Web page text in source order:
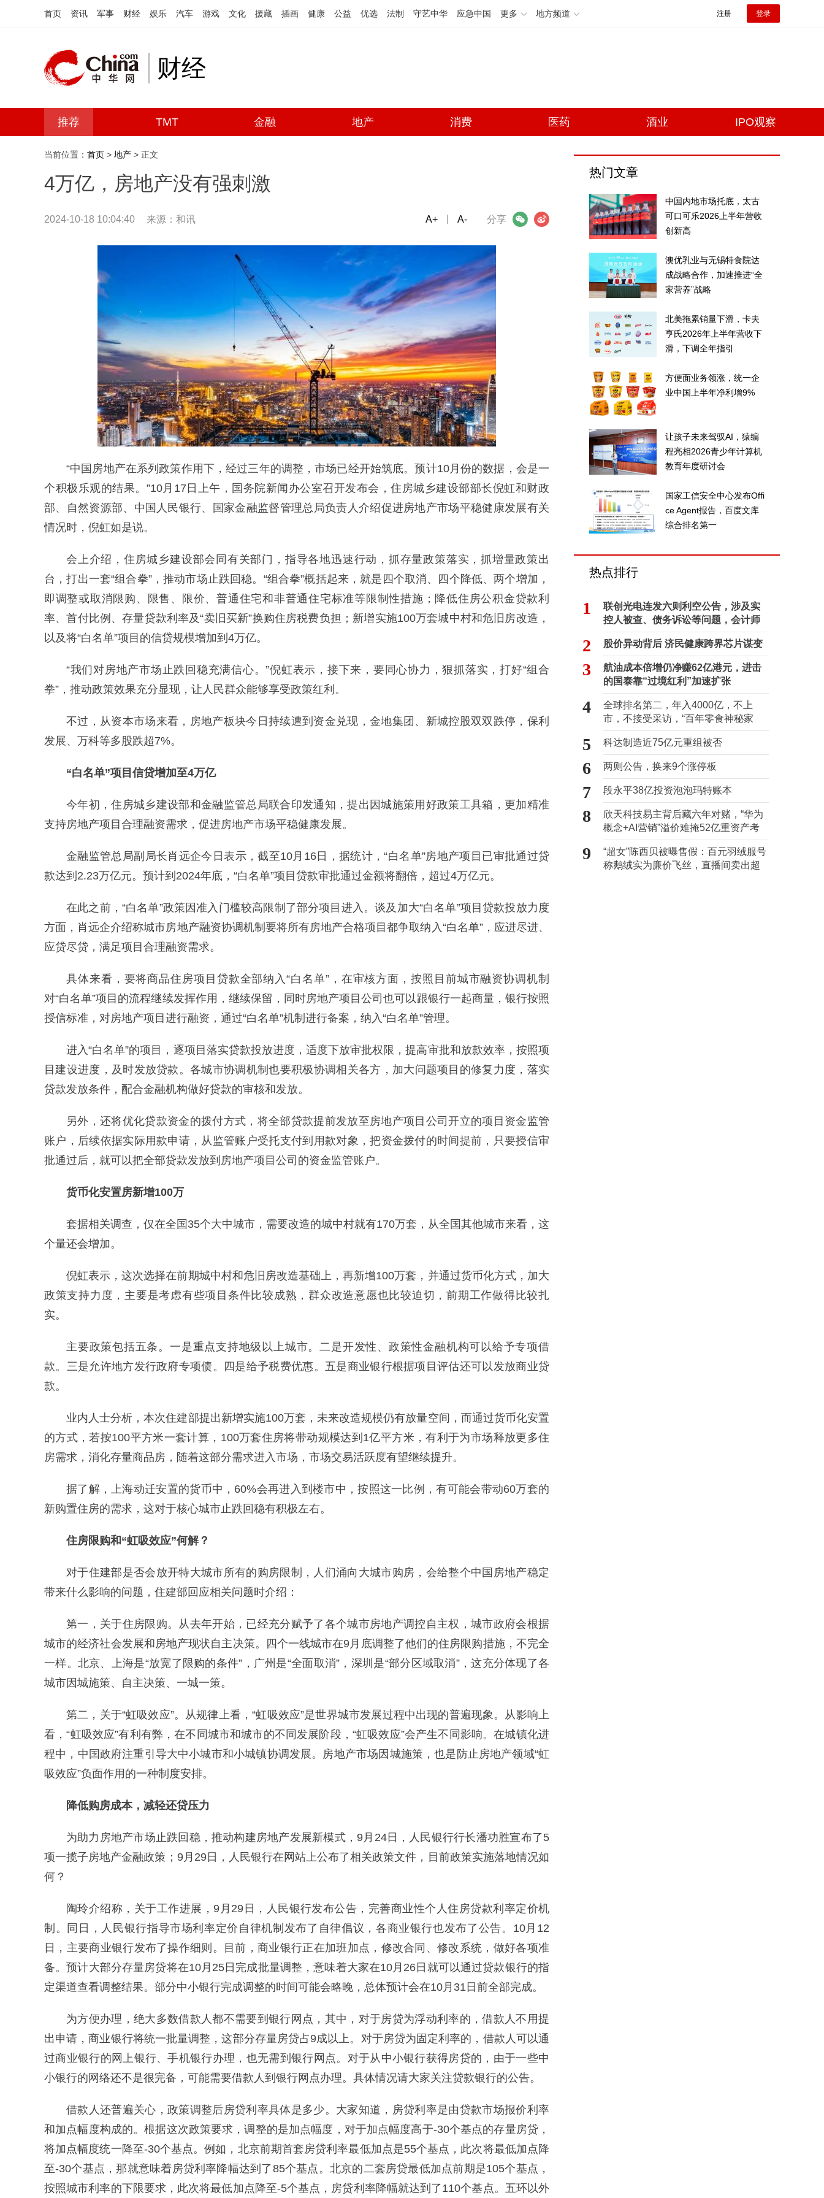
首页 资讯 军事 财经 娱乐 汽车 游戏 文化 援藏 插画 健康 公益 优选 法制 守艺中华 应急中国 更多 地方频道 注册 登录
财经
推荐 TMT 金融 地产 消费 医药 酒业 IPO观察
当前位置： 首页 > 地产 > 正文
4万亿，房地产没有强刺激
2024-10-18 10:04:40 来源：和讯 分享
微信 微博
A+ A-
“中国房地产在系列政策作用下，经过三年的调整，市场已经开始筑底。预计10月份的数据，会是一
个积极乐观的结果。”10月17日上午，国务院新闻办公室召开发布会，住房城乡建设部部长倪虹和财政
部、自然资源部、中国人民银行、国家金融监督管理总局负责人介绍促进房地产市场平稳健康发展有关
情况时，倪虹如是说。
会上介绍，住房城乡建设部会同有关部门，指导各地迅速行动，抓存量政策落实，抓增量政策出
台，打出一套“组合拳”，推动市场止跌回稳。“组合拳”概括起来，就是四个取消、四个降低、两个增加，
即调整或取消限购、限售、限价、普通住宅和非普通住宅标准等限制性措施；降低住房公积金贷款利
率、首付比例、存量贷款利率及“卖旧买新”换购住房税费负担；新增实施100万套城中村和危旧房改造，
以及将“白名单”项目的信贷规模增加到4万亿。
“我们对房地产市场止跌回稳充满信心。”倪虹表示，接下来，要同心协力，狠抓落实，打好“组合
拳”，推动政策效果充分显现，让人民群众能够享受政策红利。
不过，从资本市场来看，房地产板块今日持续遭到资金兑现，金地集团、新城控股双双跌停，保利
发展、万科等多股跌超7%。
“白名单”项目信贷增加至4万亿
今年初，住房城乡建设部和金融监管总局联合印发通知，提出因城施策用好政策工具箱，更加精准
支持房地产项目合理融资需求，促进房地产市场平稳健康发展。
金融监管总局副局长肖远企今日表示，截至10月16日，据统计，“白名单”房地产项目已审批通过贷
款达到2.23万亿元。预计到2024年底，“白名单”项目贷款审批通过金额将翻倍，超过4万亿元。
在此之前，“白名单”政策因准入门槛较高限制了部分项目进入。谈及加大“白名单”项目贷款投放力度
方面，肖远企介绍称城市房地产融资协调机制要将所有房地产合格项目都争取纳入“白名单”，应进尽进、
应贷尽贷，满足项目合理融资需求。
具体来看，要将商品住房项目贷款全部纳入“白名单”，在审核方面，按照目前城市融资协调机制
对“白名单”项目的流程继续发挥作用，继续保留，同时房地产项目公司也可以跟银行一起商量，银行按照
授信标准，对房地产项目进行融资，通过“白名单”机制进行备案，纳入“白名单”管理。
进入“白名单”的项目，逐项目落实贷款投放进度，适度下放审批权限，提高审批和放款效率，按照项
目建设进度，及时发放贷款。各城市协调机制也要积极协调相关各方，加大问题项目的修复力度，落实
贷款发放条件，配合金融机构做好贷款的审核和发放。
另外，还将优化贷款资金的拨付方式，将全部贷款提前发放至房地产项目公司开立的项目资金监管
账户，后续依据实际用款申请，从监管账户受托支付到用款对象，把资金拨付的时间提前，只要授信审
批通过后，就可以把全部贷款发放到房地产项目公司的资金监管账户。
货币化安置房新增100万
套据相关调查，仅在全国35个大中城市，需要改造的城中村就有170万套，从全国其他城市来看，这
个量还会增加。
倪虹表示，这次选择在前期城中村和危旧房改造基础上，再新增100万套，并通过货币化方式，加大
政策支持力度，主要是考虑有些项目条件比较成熟，群众改造意愿也比较迫切，前期工作做得比较扎
实。
主要政策包括五条。一是重点支持地级以上城市。二是开发性、政策性金融机构可以给予专项借
款。三是允许地方发行政府专项债。四是给予税费优惠。五是商业银行根据项目评估还可以发放商业贷
款。
业内人士分析，本次住建部提出新增实施100万套，未来改造规模仍有放量空间，而通过货币化安置
的方式，若按100平方米一套计算，100万套住房将带动规模达到1亿平方米，有利于为市场释放更多住
房需求，消化存量商品房，随着这部分需求进入市场，市场交易活跃度有望继续提升。
据了解，上海动迁安置的货币中，60%会再进入到楼市中，按照这一比例，有可能会带动60万套的
新购置住房的需求，这对于核心城市止跌回稳有积极左右。
住房限购和“虹吸效应”何解？
对于住建部是否会放开特大城市所有的购房限制，人们涌向大城市购房，会给整个中国房地产稳定
带来什么影响的问题，住建部回应相关问题时介绍：
第一，关于住房限购。从去年开始，已经充分赋予了各个城市房地产调控自主权，城市政府会根据
城市的经济社会发展和房地产现状自主决策。四个一线城市在9月底调整了他们的住房限购措施，不完全
一样。北京、上海是“放宽了限购的条件”，广州是“全面取消”，深圳是“部分区域取消”，这充分体现了各
城市因城施策、自主决策、一城一策。
第二，关于“虹吸效应”。从规律上看，“虹吸效应”是世界城市发展过程中出现的普遍现象。从影响上
看，“虹吸效应”有利有弊，在不同城市和城市的不同发展阶段，“虹吸效应”会产生不同影响。在城镇化进
程中，中国政府注重引导大中小城市和小城镇协调发展。房地产市场因城施策，也是防止房地产领域“虹
吸效应”负面作用的一种制度安排。
降低购房成本，减轻还贷压力
为助力房地产市场止跌回稳，推动构建房地产发展新模式，9月24日，人民银行行长潘功胜宣布了5
项一揽子房地产金融政策；9月29日，人民银行在网站上公布了相关政策文件，目前政策实施落地情况如
何？
陶玲介绍称，关于工作进展，9月29日，人民银行发布公告，完善商业性个人住房贷款利率定价机
制。同日，人民银行指导市场利率定价自律机制发布了自律倡议，各商业银行也发布了公告。10月12
日，主要商业银行发布了操作细则。目前，商业银行正在加班加点，修改合同、修改系统，做好各项准
备。预计大部分存量房贷将在10月25日完成批量调整，意味着大家在10月26日就可以通过贷款银行的指
定渠道查看调整结果。部分中小银行完成调整的时间可能会略晚，总体预计会在10月31日前全部完成。
为方便办理，绝大多数借款人都不需要到银行网点，其中，对于房贷为浮动利率的，借款人不用提
出申请，商业银行将统一批量调整，这部分存量房贷占9成以上。对于房贷为固定利率的，借款人可以通
过商业银行的网上银行、手机银行办理，也无需到银行网点。对于从中小银行获得房贷的，由于一些中
小银行的网络还不是很完备，可能需要借款人到银行网点办理。具体情况请大家关注贷款银行的公告。
借款人还普遍关心，政策调整后房贷利率具体是多少。大家知道，房贷利率是由贷款市场报价利率
和加点幅度构成的。根据这次政策要求，调整的是加点幅度，对于加点幅度高于-30个基点的存量房贷，
将加点幅度统一降至-30个基点。例如，北京前期首套房贷利率最低加点是55个基点，此次将最低加点降
至-30个基点，那就意味着房贷利率降幅达到了85个基点。北京的二套房贷最低加点前期是105个基点，
按照城市利率的下限要求，此次将最低加点降至-5个基点，房贷利率降幅就达到了110个基点。五环以外
热门文章
中国内地市场托底，太古
可口可乐2026上半年营收
创新高
澳优乳业与无锡特食院达
成战略合作，加速推进“全
家营养”战略
北美拖累销量下滑，卡夫
亨氏2026年上半年营收下
滑，下调全年指引
方便面业务领涨，统一企
业中国上半年净利增9%
让孩子未来驾驭AI，猿编
程亮相2026青少年计算机
教育年度研讨会
国家工信安全中心发布Offi
ce Agent报告，百度文库
综合排名第一
热点排行
1
联创光电连发六则利空公告，涉及实
控人被查、债务诉讼等问题，会计师
事务所曾出具“保留意见”
2 股价异动背后 济民健康跨界芯片谋变
3
航油成本倍增仍净赚62亿港元，进击
的国泰靠“过境红利”加速扩张
4
全球排名第二，年入4000亿，不上
市，不接受采访，“百年零食神秘家
族”浮出水面？
5 科达制造近75亿元重组被否
6 两则公告，换来9个涨停板
7 段永平38亿投资泡泡玛特账本
8
欣天科技易主背后藏六年对赌，“华为
概念+AI营销”溢价难掩52亿重资产考
验
9
“超女”陈西贝被曝售假：百元羽绒服号
称鹅绒实为廉价飞丝，直播间卖出超